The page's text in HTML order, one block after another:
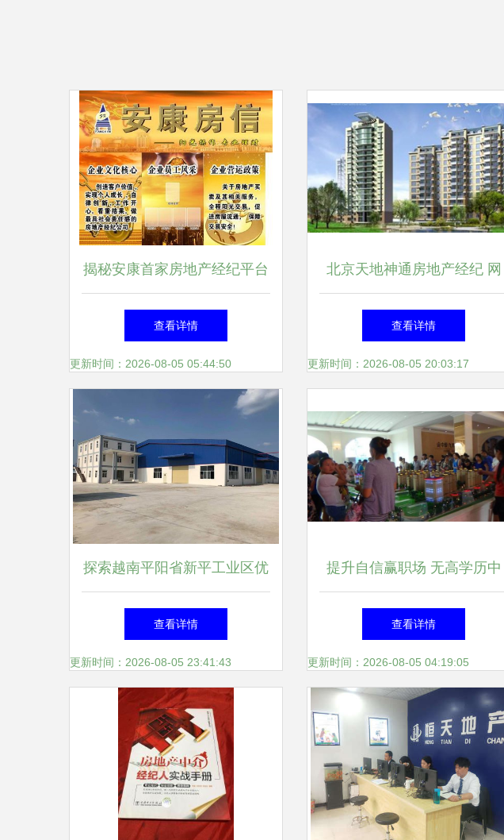
揭秘安康首家房地产经纪平台
房信如何重塑本地市场新生态
查看详情
更新时间：2026-08-05 05:44:50
北京天地神通房地产经纪 网
邻通赋能，开启智慧房产新篇
章
查看详情
更新时间：2026-08-05 20:03:17
探索越南平阳省新平工业区优
质厂房出租信息——A to Z公
司房地产经纪独家推荐
查看详情
更新时间：2026-08-05 23:41:43
提升自信赢职场 无高学历中
国女生的八大出采必备新兴职
业方式排序扫偏差。)
查看详情
更新时间：2026-08-05 04:19:05